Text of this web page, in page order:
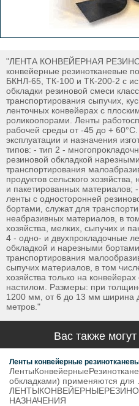
"ЛЕНТА КОНВЕЙЕРНАЯ
конвейерные резинотканевые
БКНЛ-65, ТК-100 и ТК-200-2 с
обкладки резиновой смеси
транспортирования сыпучих,
ленточных конвейерах с
роликоопорами. Ленты
рабочей среды от -45 до +
эксплуатации и назначения
типов: - тип 2 -
резиновой обкладкой
транспортирования
продуктов сельского
и пакетированных материалов;
ленты с односторонней
бортами, служат для
неабразивных материалов, в
хозяйства, мелких, сыпучих и
4 - одно- и двухпрокладочные
обкладкой и нарезными
транспортирования
сыпучих материалов, в том
хозяйства только на
настилом. Размеры: при
1200 мм, от 6 до 13 мм ширина
метров."
Вас также
Ленты конвейерные
обкладками) применяются для
НАЗНАЧЕНИЯ